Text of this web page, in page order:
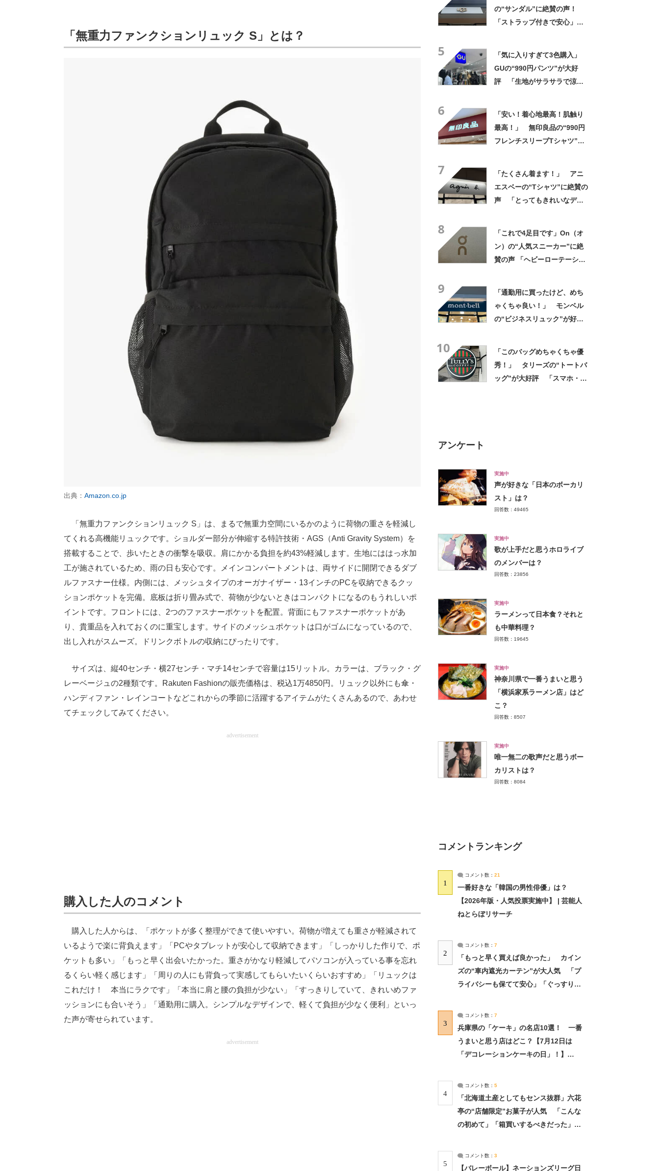
「無重力ファンクションリュック S」とは？
出典： Amazon.co.jp
「無重力ファンクションリュック S」は、まるで無重力空間にいるかのように荷物の重さを軽減し
てくれる高機能リュックです。ショルダー部分が伸縮する特許技術・AGS（Anti Gravity System）を
搭載することで、歩いたときの衝撃を吸収。肩にかかる負担を約43%軽減します。生地にははっ水加
工が施されているため、雨の日も安心です。メインコンパートメントは、両サイドに開閉できるダブ
ルファスナー仕様。内側には、メッシュタイプのオーガナイザー・13インチのPCを収納できるクッ
ションポケットを完備。底板は折り畳み式で、荷物が少ないときはコンパクトになるのもうれしいポ
イントです。フロントには、2つのファスナーポケットを配置。背面にもファスナーポケットがあ
り、貴重品を入れておくのに重宝します。サイドのメッシュポケットは口がゴムになっているので、
出し入れがスムーズ。ドリンクボトルの収納にぴったりです。
サイズは、縦40センチ・横27センチ・マチ14センチで容量は15リットル。カラーは、ブラック・グ
レーベージュの2種類です。Rakuten Fashionの販売価格は、税込1万4850円。リュック以外にも傘・
ハンディファン・レインコートなどこれからの季節に活躍するアイテムがたくさんあるので、あわせ
てチェックしてみてください。
advertisement
購入した人のコメント
購入した人からは、「ポケットが多く整理ができて使いやすい。荷物が増えても重さが軽減されて
いるようで楽に背負えます」「PCやタブレットが安心して収納できます」「しっかりした作りで、ポ
ケットも多い」「もっと早く出会いたかった。重さがかなり軽減してパソコンが入っている事を忘れ
るくらい軽く感じます」「周りの人にも背負って実感してもらいたいくらいおすすめ」「リュックは
これだけ！ 本当にラクです」「本当に肩と腰の負担が少ない」「すっきりしていて、きれいめファ
ッションにも合いそう」「通勤用に購入。シンプルなデザインで、軽くて負担が少なく便利」といっ
た声が寄せられています。
advertisement
の“サンダル”に絶賛の声！
「ストラップ付きで安心」
5
「気に入りすぎて3色購入」
GUの“990円パンツ”が大好
評 「生地がサラサラで涼し
6
「安い！着心地最高！肌触り
最高！」 無印良品の“990円
フレンチスリーブTシャツ”が
7
「たくさん着ます！」 アニ
エスベーの“Tシャツ”に絶賛の
声 「とってもきれいなデザ
8
「これで4足目です」On（オ
ン）の“人気スニーカー”に絶
賛の声 「ヘビーローテーショ
9
「通勤用に買ったけど、めち
ゃくちゃ良い！」 モンベル
の“ビジネスリュック”が好
10
「このバッグめちゃくちゃ優
秀！」 タリーズの“トートバ
ッグ”が大好評 「スマホ・財
アンケート
実施中
声が好きな「日本のボーカリ
スト」は？
回答数：49465
実施中
歌が上手だと思うホロライブ
のメンバーは？
回答数：23856
実施中
ラーメンって日本食？それと
も中華料理？
回答数：19645
実施中
神奈川県で一番うまいと思う
「横浜家系ラーメン店」はど
こ？
回答数：8507
実施中
唯一無二の歌声だと思うボー
カリストは？
回答数：8084
コメントランキング
1
コメント数： 21
一番好きな「韓国の男性俳優」は？
【2026年版・人気投票実施中】 | 芸能人
ねとらぼリサーチ
2
コメント数： 7
「もっと早く買えば良かった」 カイン
ズの“車内遮光カーテン”が大人気 「プ
ライバシーも保てて安心」「ぐっすり眠
3
コメント数： 7
兵庫県の「ケーキ」の名店10選！ 一番
うまいと思う店はどこ？【7月12日は
「デコレーションケーキの日」！】
4
コメント数： 5
「北海道土産としてもセンス抜群」六花
亭の“店舗限定”お菓子が人気 「こんな
の初めて」「箱買いするべきだった」
5
コメント数： 3
【バレーボール】ネーションズリーグ日